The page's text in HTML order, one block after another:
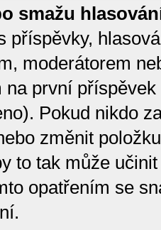
smažu
příspěvky,
moderátorem
první
Pokud nikdo
změnit
to tak může
opatřením se